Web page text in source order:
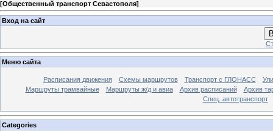
[Общественный транспорт Севастополя]
Вход на сайт
Меню сайта
Расписания движения Схемы маршрутов Транспорт с ГЛОНАСС
Маршруты трамвайные
Маршруты ж/д и авиа Архив расписаний
Архив
Спец. автотранспорт
Categories